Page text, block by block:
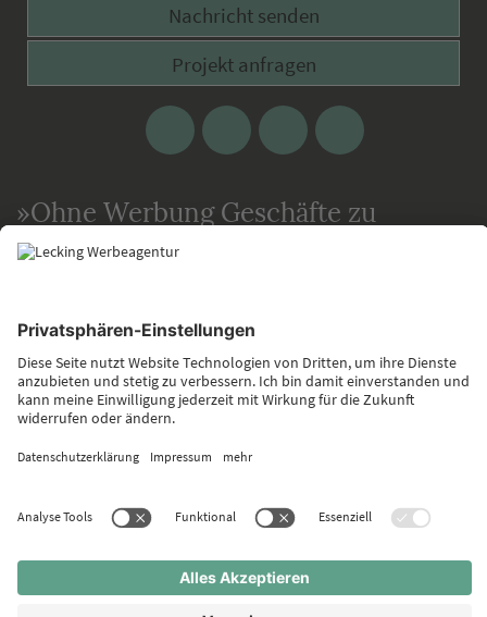
Nachricht senden
Projekt anfragen
Facebook Google
Plus
Twitter Xing
»Ohne Werbung Geschäfte zu
machen ist,
und winke einem hübschen Mädchen
zu.
Man selbst weiß zwar, was man will,
aber niemand sonst.«